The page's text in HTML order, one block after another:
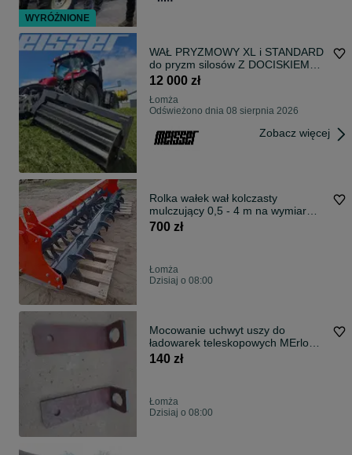
WAŁ PRYZMOWY XL i STANDARD
do pryzm silosów Z DOCISKIEM
KOMPAKTOR nowy model 2026
12 000 zł
Łomża
Odświeżono dnia 08 sierpnia 2026
Zobacz więcej
Rolka wałek wał kolczasty
mulczujący 0,5 - 4 m na wymiar
Dostawa
700 zł
Łomża
Dzisiaj o 08:00
Mocowanie uchwyt uszy do
ładowarek teleskopowych MErlo
Manitou MAtbro
140 zł
Łomża
Dzisiaj o 08:00
WYRÓŻNIONE